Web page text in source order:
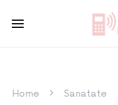
Home Sanatate